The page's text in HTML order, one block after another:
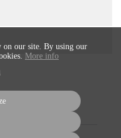
our site. By using our
More info